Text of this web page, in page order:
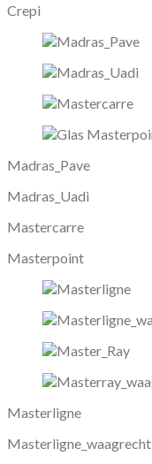
Crepi
Madras_Pave
Madras_Uadi
Mastercarre
Masterpoint
Masterligne
Masterligne_waagrecht